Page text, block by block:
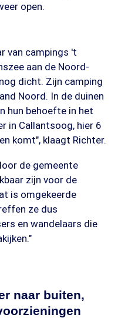
open.
van campings 't
aan de Noord-
dicht. Zijn camping
Noord. In de duinen
hun behoefte in het
in Callantsoog, hier 6
komt", klaagt Richter.
de gemeente
zijn voor de
is omgekeerde
ze dus
en wandelaars die
naar buiten,